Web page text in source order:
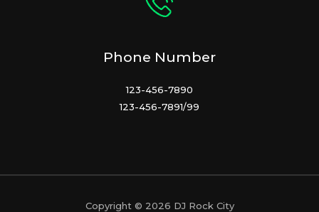
Phone Number
123-456-7890
123-456-7891/99
Copyright © 2026 DJ Rock City